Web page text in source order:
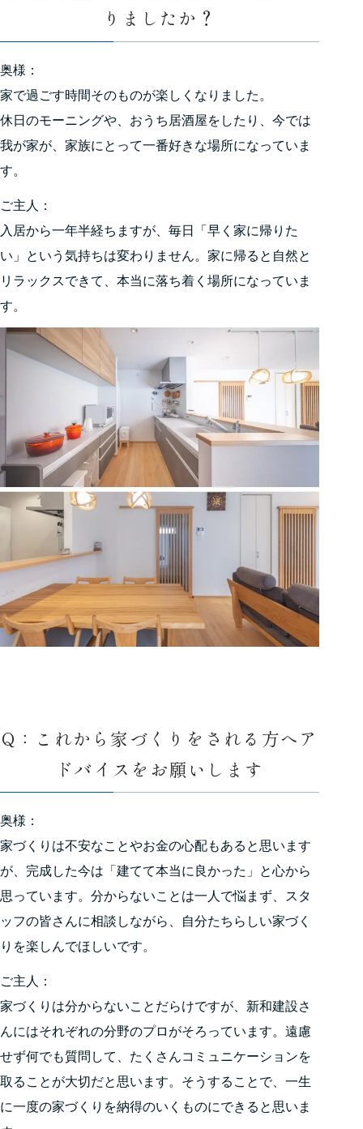
りましたか？
奥様：
家で過ごす時間そのものが楽しくなりました。
休日のモーニングや、おうち居酒屋をしたり、今では
我が家が、家族にとって一番好きな場所になっていま
す。
ご主人：
入居から一年半経ちますが、毎日「早く家に帰りた
い」という気持ちは変わりません。家に帰ると自然と
リラックスできて、本当に落ち着く場所になっていま
す。
Q：これから家づくりをされる方へア
ドバイスをお願いします
奥様：
家づくりは不安なことやお金の心配もあると思います
が、完成した今は「建てて本当に良かった」と心から
思っています。分からないことは一人で悩まず、スタ
ッフの皆さんに相談しながら、自分たちらしい家づく
りを楽しんでほしいです。
ご主人：
家づくりは分からないことだらけですが、新和建設さ
んにはそれぞれの分野のプロがそろっています。遠慮
せず何でも質問して、たくさんコミュニケーションを
取ることが大切だと思います。そうすることで、一生
に一度の家づくりを納得のいくものにできると思いま